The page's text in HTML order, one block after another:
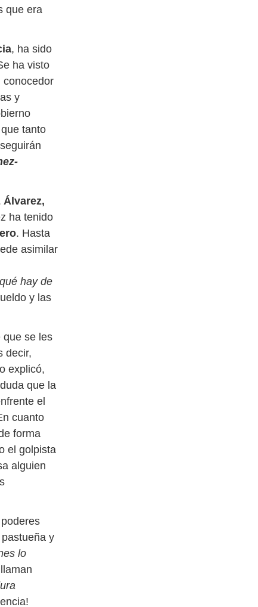
que era
, ha sido
ha visto
conocedor
y
tanto
seguirán
Álvarez,
ha tenido
. Hasta
asimilar
hay de
y las
que se les
decir,
explicó,
que la
el
cuanto
forma
el golpista
alguien
y
lo